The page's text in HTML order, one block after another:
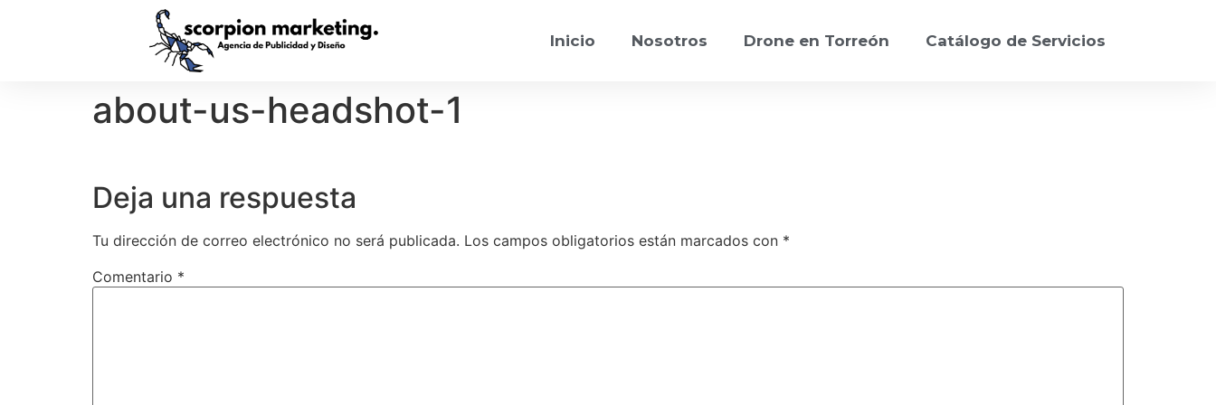
Inicio Nosotros Drone en Torreón Catálogo de Servicios
about-us-headshot-1
Deja una respuesta
Tu dirección de correo electrónico no será publicada. Los campos obligatorios están marcados con *
Comentario *